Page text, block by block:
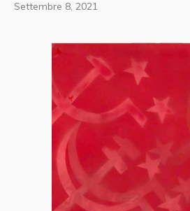
Settembre 8, 2021